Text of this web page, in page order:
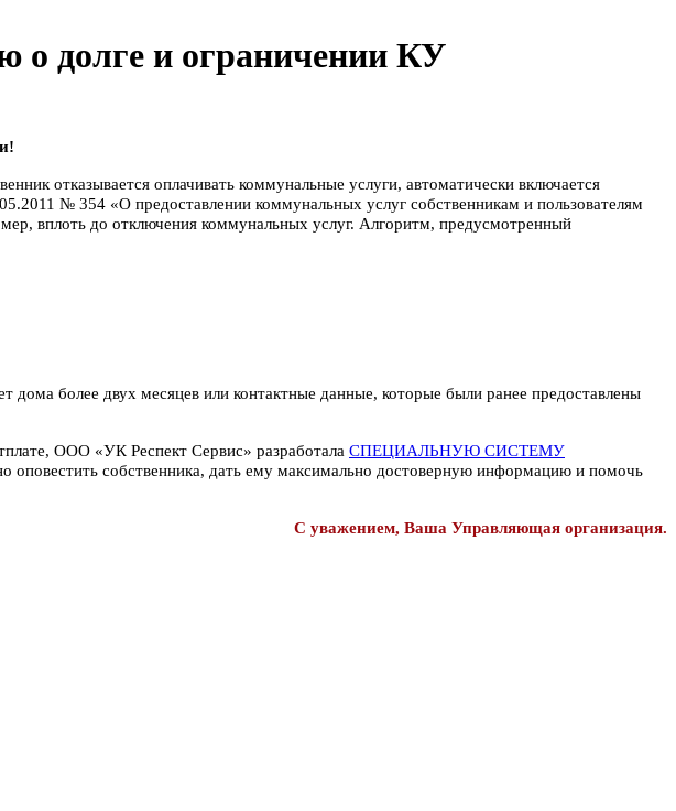
о долге и ограничении КУ
отказывается оплачивать коммунальные услуги, автоматически включается
№ 354 «О предоставлении коммунальных услуг собственникам и пользователям
вплоть до отключения коммунальных услуг. Алгоритм, предусмотренный
дома более двух месяцев или контактные данные, которые были ранее предоставлены
ООО «УК Респект Сервис» разработала СПЕЦИАЛЬНУЮ СИСТЕМУ
оповестить собственника, дать ему максимально достоверную информацию и помочь
С уважением, Ваша Управляющая организация.